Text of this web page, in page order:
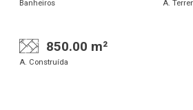
Banheiros A.
850.00 m²
A. Construída